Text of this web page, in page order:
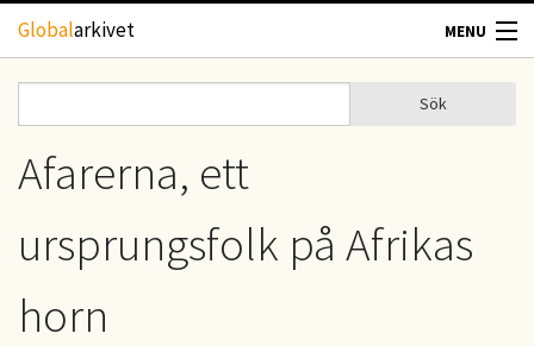
Hoppa till huvudinnehåll
Globalarkivet MENU
TIDSKRIFTER
GEOGRAFI
Sökformulär
Sök
Afarerna, ett
ursprungsfolk på Afrikas
horn